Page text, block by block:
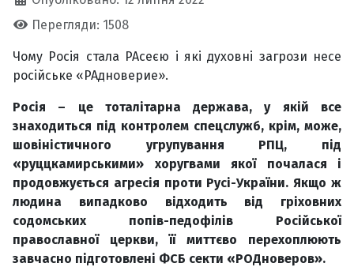
Перегляди: 1508
Чому Росія стала РАсеєю і які духовні загрози несе
російське «РАдноверие».
Росія – це тоталітарна держава, у якій все
знаходиться під контролем спецслужб, крім, може,
шовіністичного угрупування РПЦ, під
«руццкамирськими» хоругвами якої почалася і
продовжується агресія проти Русі-України. Якщо ж
людина випадково відходить від гріховних
содомських попів-педофілів Російської
православної церкви, її миттєво перехоплюють
завчасно підготовлені ФСБ секти «РОДноверов».